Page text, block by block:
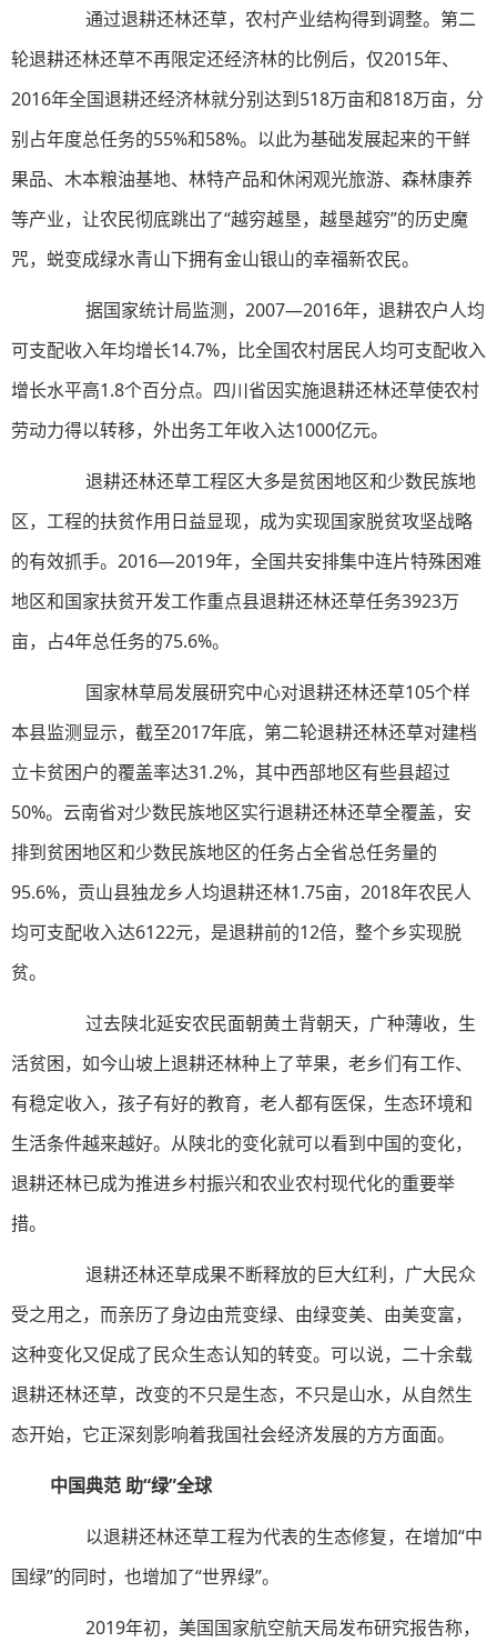
通过退耕还林还草，农村产业结构得到调整。第二
轮退耕还林还草不再限定还经济林的比例后，仅2015年、
2016年全国退耕还经济林就分别达到518万亩和818万亩，分
别占年度总任务的55%和58%。以此为基础发展起来的干鲜
果品、木本粮油基地、林特产品和休闲观光旅游、森林康养
等产业，让农民彻底跳出了“越穷越垦，越垦越穷”的历史魔
咒，蜕变成绿水青山下拥有金山银山的幸福新农民。
据国家统计局监测，2007—2016年，退耕农户人均
可支配收入年均增长14.7%，比全国农村居民人均可支配收入
增长水平高1.8个百分点。四川省因实施退耕还林还草使农村
劳动力得以转移，外出务工年收入达1000亿元。
退耕还林还草工程区大多是贫困地区和少数民族地
区，工程的扶贫作用日益显现，成为实现国家脱贫攻坚战略
的有效抓手。2016—2019年，全国共安排集中连片特殊困难
地区和国家扶贫开发工作重点县退耕还林还草任务3923万
亩，占4年总任务的75.6%。
国家林草局发展研究中心对退耕还林还草105个样
本县监测显示，截至2017年底，第二轮退耕还林还草对建档
立卡贫困户的覆盖率达31.2%，其中西部地区有些县超过
50%。云南省对少数民族地区实行退耕还林还草全覆盖，安
排到贫困地区和少数民族地区的任务占全省总任务量的
95.6%，贡山县独龙乡人均退耕还林1.75亩，2018年农民人
均可支配收入达6122元，是退耕前的12倍，整个乡实现脱
贫。
过去陕北延安农民面朝黄土背朝天，广种薄收，生
活贫困，如今山坡上退耕还林种上了苹果，老乡们有工作、
有稳定收入，孩子有好的教育，老人都有医保，生态环境和
生活条件越来越好。从陕北的变化就可以看到中国的变化，
退耕还林已成为推进乡村振兴和农业农村现代化的重要举
措。
退耕还林还草成果不断释放的巨大红利，广大民众
受之用之，而亲历了身边由荒变绿、由绿变美、由美变富，
这种变化又促成了民众生态认知的转变。可以说，二十余载
退耕还林还草，改变的不只是生态，不只是山水，从自然生
态开始，它正深刻影响着我国社会经济发展的方方面面。
中国典范 助“绿”全球
以退耕还林还草工程为代表的生态修复，在增加“中
国绿”的同时，也增加了“世界绿”。
2019年初，美国国家航空航天局发布研究报告称，